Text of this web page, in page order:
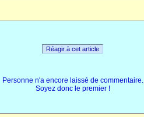
Réagir à cet article
Personne n'a encore laissé de commentaire.
Soyez donc le premier !